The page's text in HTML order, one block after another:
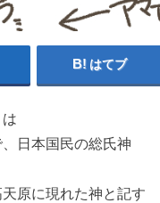
はてブ
日本国民の総氏神
原に現れた神と記す